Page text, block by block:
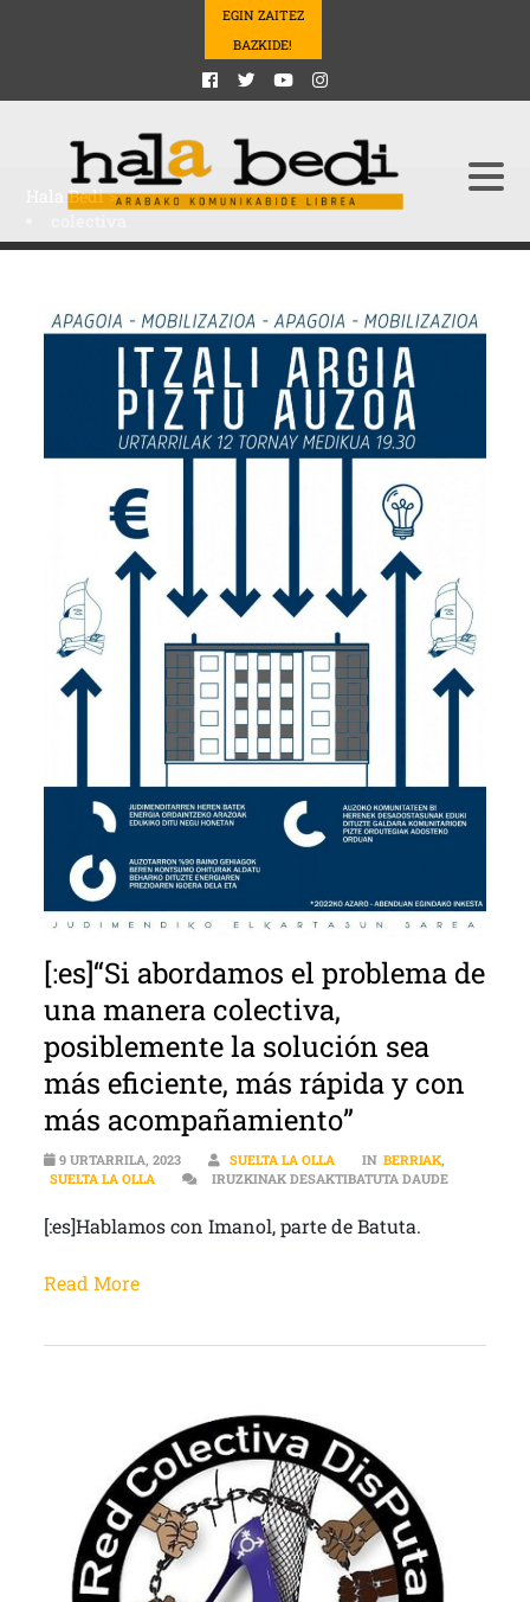
EGIN ZAITEZ
BAZKIDE!
Hala Bedi>
[:es]“Si abordamos el problema de
una manera colectiva,
posiblemente la solución sea
más eficiente, más rápida y con
más acompañamiento”
9 URTARRILA, 2023 SUELTA LA OLLA IN BERRIAK,
SUELTA LA OLLA
IRUZKINAK DESAKTIBATUTA DAUDE[:ES]“SI
[:es]Hablamos con Imanol, parte de Batuta.
Read More